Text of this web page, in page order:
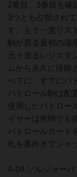
2番目、3番目を確
3つとも占領され
す。もう一度リス
駒が居る最初の場
元々居るレジスタ
ムから永久に排除
べてに、すでにパ
パトロール駒は配
使用したパトロー
イヤーは何時でも
パトロールカード
札を裏向きでシャ
A-04.ソルジャーパ